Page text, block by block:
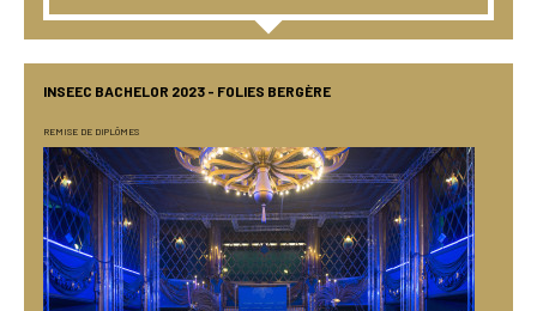
INSEEC BACHELOR 2023 - FOLIES BERGÈRE
REMISE DE DIPLÔMES